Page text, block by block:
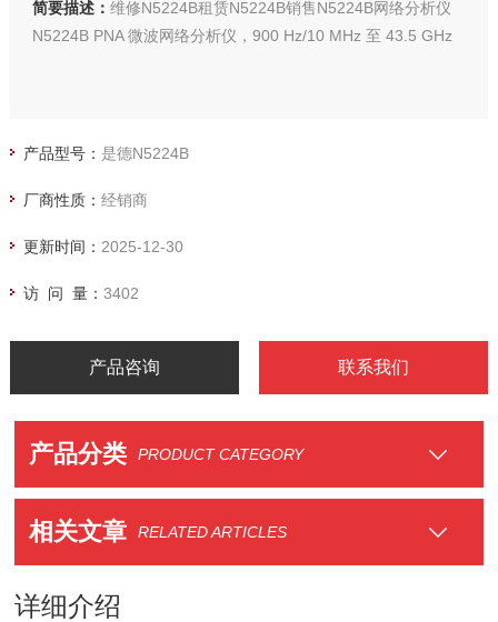
简要描述： 维修N5224B租赁N5224B销售N5224B网络分析仪
N5224B PNA 微波网络分析仪，900 Hz/10 MHz 至 43.5 GHz
产品型号： 是德N5224B
厂商性质： 经销商
更新时间： 2025-12-30
访 问 量： 3402
产品咨询 联系我们
产品分类 PRODUCT CATEGORY
相关文章 RELATED ARTICLES
详细介绍